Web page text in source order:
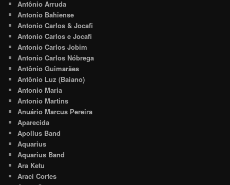
Antônio Arruda
Antonio Bahiense
Antonio Carlos & Jocafi
Antonio Carlos e Jocafi
Antonio Carlos Jobim
Antonio Carlos Nóbrega
Antônio Guimarães
Antônio Luz (Baiano)
Antonio Maria
Antonio Martins
Anuário Marcus Pereira
Aparecida
Apollus Band
Aquarius
Aquarius Band
Ara Ketu
Araci Cortes